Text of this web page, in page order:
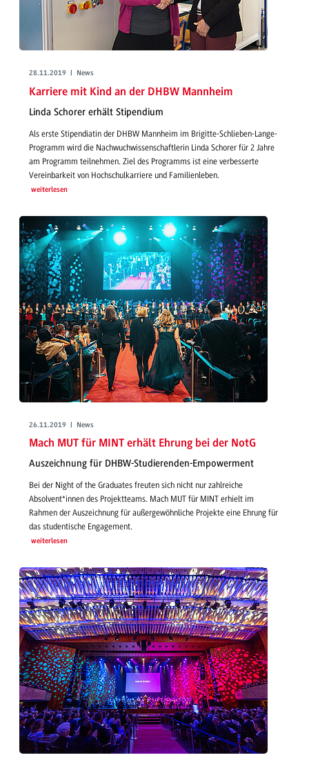
28.11.2019 | News
Karriere mit Kind an der DHBW Mannheim
Linda Schorer erhält Stipendium
Als erste Stipendiatin der DHBW Mannheim im Brigitte-Schlieben-Lange-
Programm wird die Nachwuchwissenschaftlerin Linda Schorer für 2 Jahre
am Programm teilnehmen. Ziel des Programms ist eine verbesserte
Vereinbarkeit von Hochschulkarriere und Familienleben.
weiterlesen
26.11.2019 | News
Mach MUT für MINT erhält Ehrung bei der NotG
Auszeichnung für DHBW-Studierenden-Empowerment
Bei der Night of the Graduates freuten sich nicht nur zahlreiche
Absolvent*innen des Projektteams. Mach MUT für MINT erhielt im
Rahmen der Auszeichnung für außergewöhnliche Projekte eine Ehrung für
das studentische Engagement.
weiterlesen